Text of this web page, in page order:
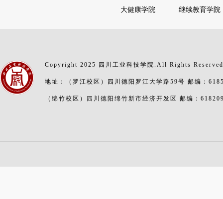
大健康学院
继续教育学院
Copyright 2025 四川工业科技学院.All Rights
地址：（罗江校区）四川德阳罗江大学路59号 邮编：
（绵竹校区）四川德阳绵竹新市经济开发区 邮编：